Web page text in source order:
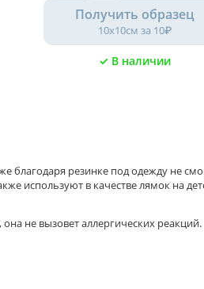
Получить образец
10х10см за 10₽
✓ В наличии
благодаря резинке под одежду не
используют в качестве лямок на
не вызовет аллергических реакций.